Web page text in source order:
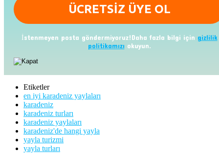
İstenmeyen posta göndermiyoruz!Daha fazla bilgi için gizlilik
politikamızı okuyun.
Etiketler
en iyi karadeniz yaylaları
karadeniz
karadeniz turları
karadeniz yaylaları
karadeniz'de hangi yayla
yayla turizmi
yayla turları